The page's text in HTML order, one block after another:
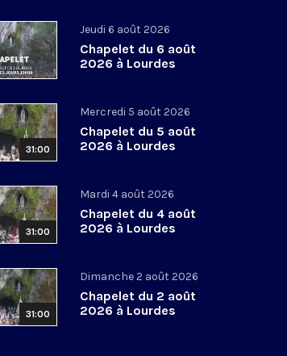
Jeudi 6 août 2026
Chapelet du 6 août
2026 à Lourdes
31:00
Mercredi 5 août 2026
Chapelet du 5 août
2026 à Lourdes
31:00
Mardi 4 août 2026
Chapelet du 4 août
2026 à Lourdes
31:00
Dimanche 2 août 2026
Chapelet du 2 août
2026 à Lourdes